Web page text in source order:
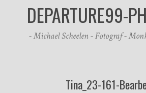
DEPARTURE99-
- Michael Scheelen - Fotograf -
Tina_23-161-